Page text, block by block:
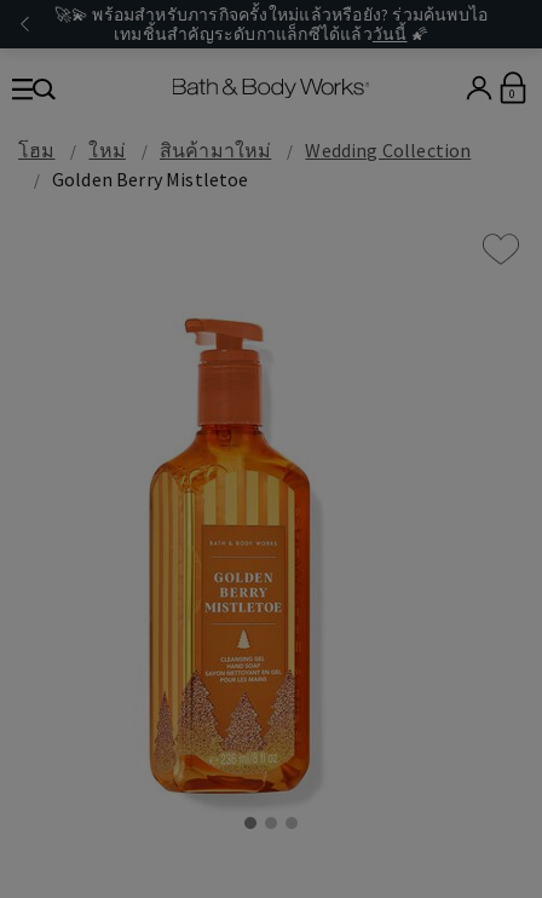
🚀💫 พร้อมสำหรับภารกิจครั้งใหม่แล้วหรือยัง? ร่วมค้นพบไอ
เทมชิ้นสำคัญระดับกาแล็กซีได้แล้ววันนี้ 🌠
0
โฮม ใหม่ สินค้ามาใหม่
Wedding Collection
Golden Berry Mistletoe